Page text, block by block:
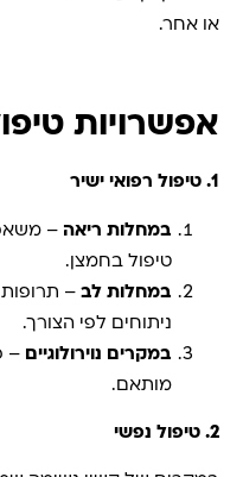
או אחר.
אפשרויות
1. טיפול רפואי ישיר
במחלות ריאה –
טיפול בחמצן.
במחלות לב –
ניתוחים לפי הצורך.
במקרים נוירולוגיים –
מותאם.
2. טיפול נפשי